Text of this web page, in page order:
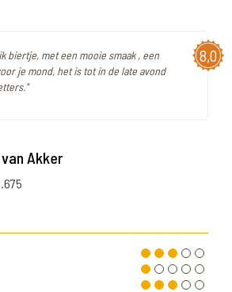
8,0
biertje, met een mooie smaak , een
je mond, het is tot in de late avond
van Akker